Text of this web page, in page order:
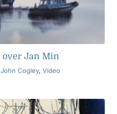
over Jan Min
John Cogley, Video